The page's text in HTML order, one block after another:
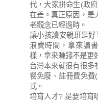
代，大家拼命生(政
在差。真正原因，是
老觀念已經過時。
讓小孩讀安親班是
浪費時間，拿來讀
樣，拿來賺錢不是更
台灣本來就很有很多
餐免廢、註冊費免
式。
培育人才? 是要培育